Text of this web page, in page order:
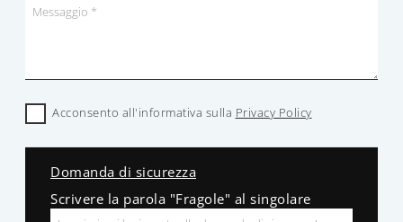
Acconsento all'informativa sulla Privacy Policy
Domanda di sicurezza
Scrivere la parola "Fragole" al singolare